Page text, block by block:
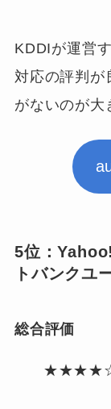
KDDIが運営
対応の評判が
がないのが大
5位：
トバンクユ
総合評価
★★★★☆